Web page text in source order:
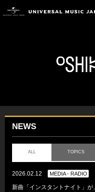
NEWS
ALL TOPICS
2026.02.12 MEDIA - RADIO
新曲「インスタントナイト」